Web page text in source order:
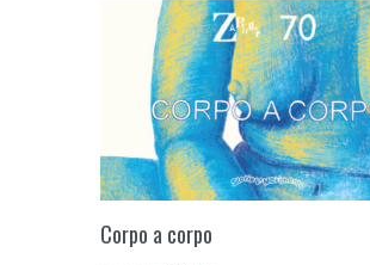
Corpo a corpo